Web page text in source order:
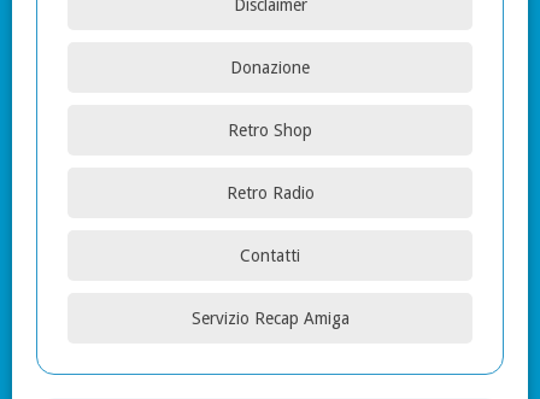
Disclaimer
Donazione
Retro Shop
Retro Radio
Contatti
Servizio Recap Amiga